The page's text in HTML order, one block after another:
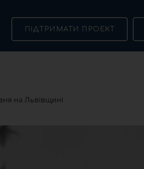
ПІДТРИМАТИ ПРОЕКТ
на Львівщині